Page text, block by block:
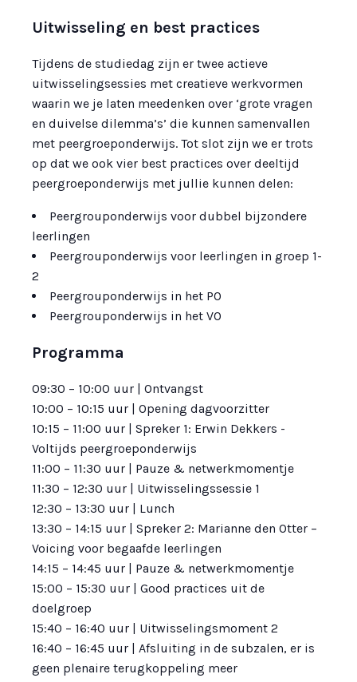
Uitwisseling en best practices
Tijdens de studiedag zijn er twee actieve
uitwisselingsessies met creatieve werkvormen
waarin we je laten meedenken over ‘grote vragen
en duivelse dilemma’s’ die kunnen samenvallen
met peergroeponderwijs. Tot slot zijn we er trots
op dat we ook vier best practices over deeltijd
peergroeponderwijs met jullie kunnen delen:
Peergrouponderwijs voor dubbel bijzondere
leerlingen
Peergrouponderwijs voor leerlingen in groep 1-
2
Peergrouponderwijs in het PO
Peergrouponderwijs in het VO
Programma
09:30 – 10:00 uur | Ontvangst
10:00 – 10:15 uur | Opening dagvoorzitter
10:15 – 11:00 uur | Spreker 1: Erwin Dekkers -
Voltijds peergroeponderwijs
11:00 – 11:30 uur | Pauze & netwerkmomentje
11:30 – 12:30 uur | Uitwisselingssessie 1
12:30 – 13:30 uur | Lunch
13:30 – 14:15 uur | Spreker 2: Marianne den Otter –
Voicing voor begaafde leerlingen
14:15 – 14:45 uur | Pauze & netwerkmomentje
15:00 – 15:30 uur | Good practices uit de
doelgroep
15:40 – 16:40 uur | Uitwisselingsmoment 2
16:40 – 16:45 uur | Afsluiting in de subzalen, er is
geen plenaire terugkoppeling meer